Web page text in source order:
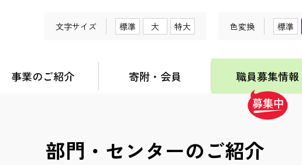
文字サイズ 標準 大 特大 色変換 標準
事業のご紹介 寄附・会員 職員募集情報
部門・センターのご紹介